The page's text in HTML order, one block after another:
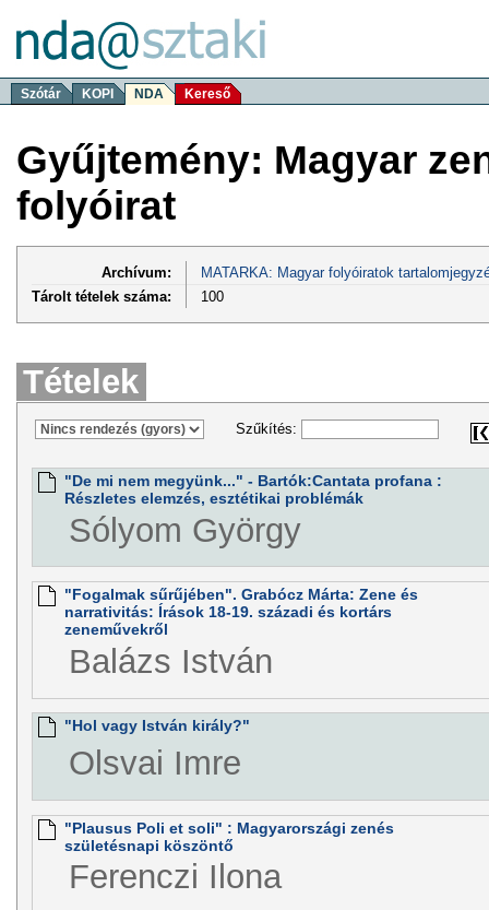
Szótár KOPI NDA Kereső
Gyűjtemény: Magyar
folyóirat
Archívum:
MATARKA: Magyar folyóiratok
Tárolt tételek száma:
100
Tételek
Szűkítés:
"De mi nem megyünk..." - Bartók:Cantata profana :
Részletes elemzés, esztétikai problémák
Sólyom György
"Fogalmak sűrűjében". Grabócz Márta: Zene és
narrativitás: Írások 18-19. századi és kortárs
zeneművekről
Balázs István
"Hol vagy István király?"
Olsvai Imre
"Plausus Poli et soli" : Magyarországi zenés
születésnapi köszöntő
Ferenczi Ilona